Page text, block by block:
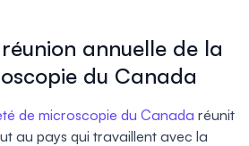
annuelle de la
du Canada
de microscopie du Canada réunit
au pays qui travaillent avec la